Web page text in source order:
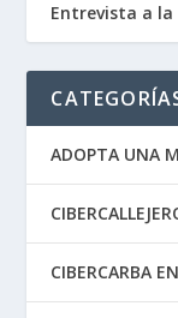
Entrevista a la
ADOPTA UNA
CIBERCARBA